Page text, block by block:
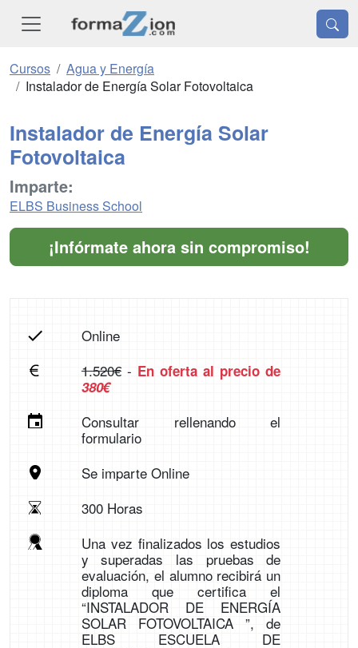
Cursos
Agua y Energía
Instalador de Energía Solar Fotovoltaica
Instalador de Energía Solar
Fotovoltaica
Imparte:
ELBS Business School
¡Infórmate ahora sin compromiso!
Online
1.520€- En oferta al precio de
380€
Consultar rellenando el
formulario
Se imparte Online
300 Horas
Una vez finalizados los estudios
y superadas las pruebas de
evaluación, el alumno recibirá un
diploma que certifica el
“INSTALADOR DE ENERGÍA
SOLAR FOTOVOLTAICA ”, de
ELBS ESCUELA DE